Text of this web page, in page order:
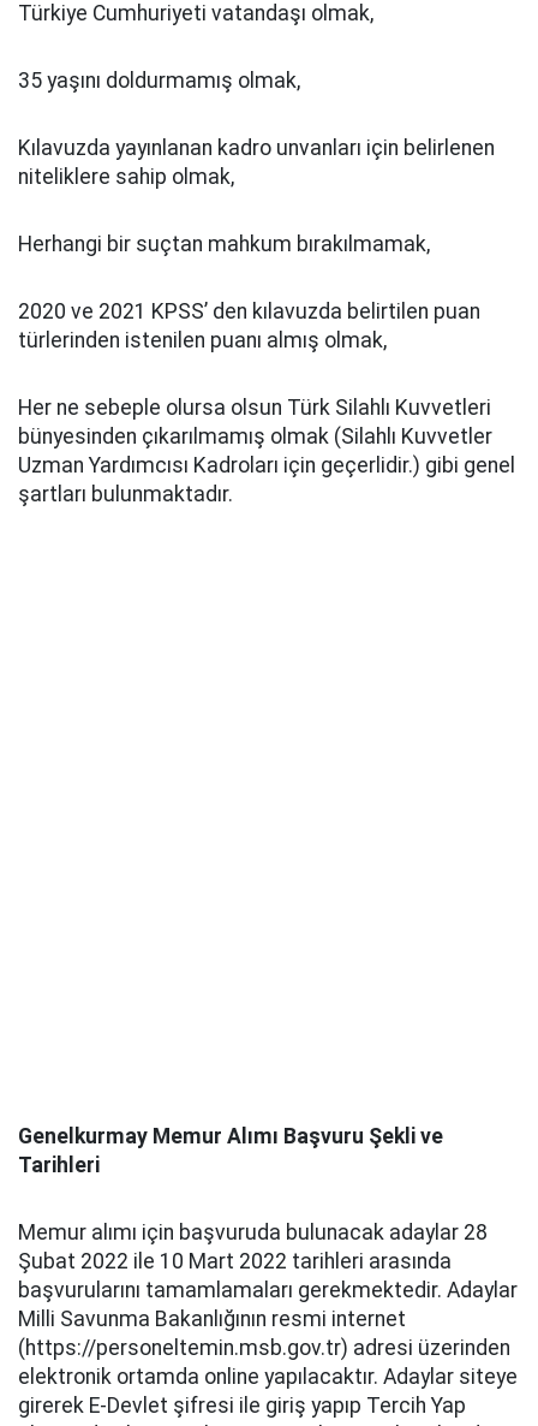
Türkiye Cumhuriyeti vatandaşı olmak,
35 yaşını doldurmamış olmak,
Kılavuzda yayınlanan kadro unvanları için belirlenen
niteliklere sahip olmak,
Herhangi bir suçtan mahkum bırakılmamak,
2020 ve 2021 KPSS’ den kılavuzda belirtilen puan
türlerinden istenilen puanı almış olmak,
Her ne sebeple olursa olsun Türk Silahlı Kuvvetleri
bünyesinden çıkarılmamış olmak (Silahlı Kuvvetler
Uzman Yardımcısı Kadroları için geçerlidir.) gibi genel
şartları bulunmaktadır.
Genelkurmay Memur Alımı Başvuru Şekli ve
Tarihleri
Memur alımı için başvuruda bulunacak adaylar 28
Şubat 2022 ile 10 Mart 2022 tarihleri arasında
başvurularını tamamlamaları gerekmektedir. Adaylar
Milli Savunma Bakanlığının resmi internet
(https://personeltemin.msb.gov.tr) adresi üzerinden
elektronik ortamda online yapılacaktır. Adaylar siteye
girerek E-Devlet şifresi ile giriş yapıp Tercih Yap